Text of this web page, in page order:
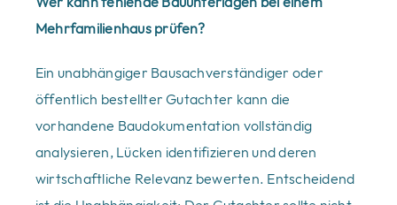
Mehrfamilienhaus prüfen?
Ein unabhängiger Bausachverständiger oder
öffentlich bestellter Gutachter kann die
vorhandene Baudokumentation vollständig
analysieren, Lücken identifizieren und deren
wirtschaftliche Relevanz bewerten. Entscheidend